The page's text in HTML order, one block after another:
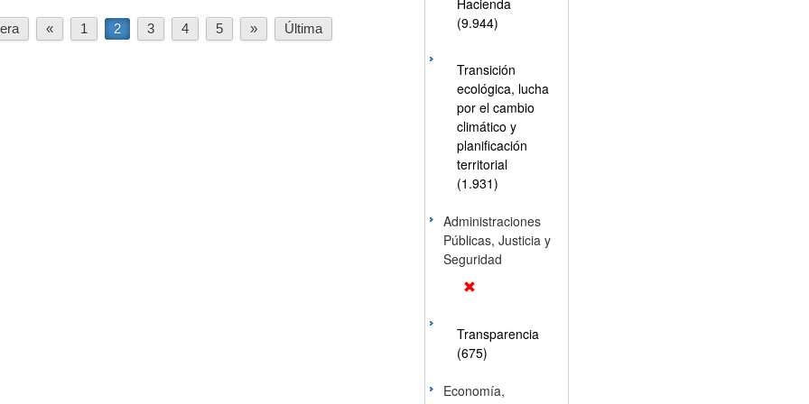
« 1 2 3 4 5 » Última
Hacienda
(9.944)
Transición
ecológica, lucha
por el cambio
climático y
planificación
territorial
(1.931)
Administraciones
Públicas, Justicia y
Seguridad
Transparencia
(675)
Economía,